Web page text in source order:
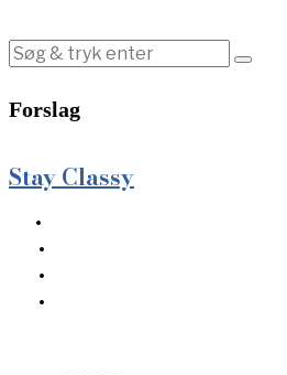
Forslag
Stay Classy